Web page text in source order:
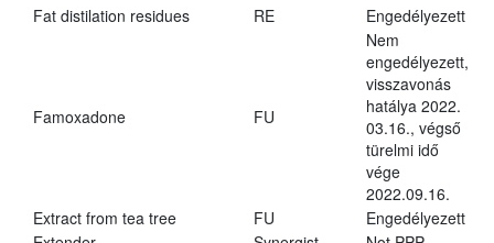
Fat distilation residues
RE Engedélyezett
Famoxadone FU
Nem
engedélyezett,
visszavonás
hatálya 2022.
03.16., végső
türelmi idő
vége
2022.09.16.
Extract from tea tree
FU
Engedélyezett